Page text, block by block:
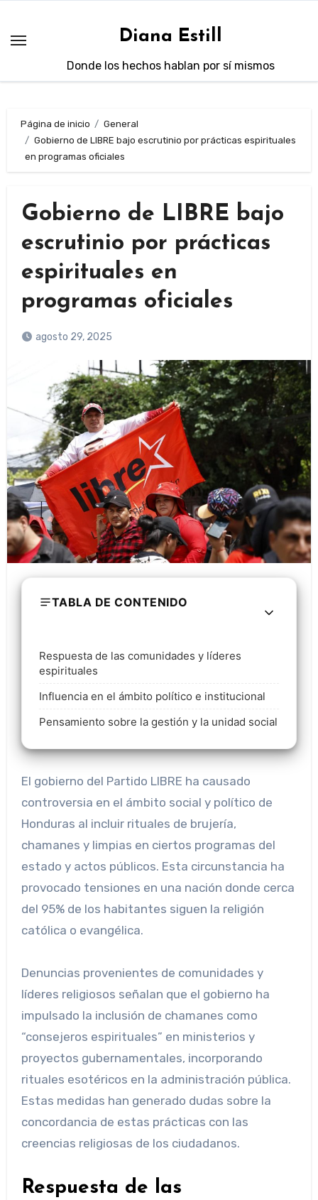
contenido
Diana Estill
Donde los hechos hablan por sí mismos
Página de inicio
General
Gobierno de LIBRE bajo escrutinio por prácticas espirituales
en programas oficiales
Gobierno de LIBRE bajo
escrutinio por prácticas
espirituales en
programas oficiales
agosto 29, 2025
TABLA DE CONTENIDO
Respuesta de las comunidades y líderes
espirituales
Influencia en el ámbito político e institucional
Pensamiento sobre la gestión y la unidad social
El gobierno del Partido LIBRE ha causado
controversia en el ámbito social y político de
Honduras al incluir rituales de brujería,
chamanes y limpias en ciertos programas del
estado y actos públicos. Esta circunstancia ha
provocado tensiones en una nación donde cerca
del 95% de los habitantes siguen la religión
católica o evangélica.
Denuncias provenientes de comunidades y
líderes religiosos señalan que el gobierno ha
impulsado la inclusión de chamanes como
“consejeros espirituales” en ministerios y
proyectos gubernamentales, incorporando
rituales esotéricos en la administración pública.
Estas medidas han generado dudas sobre la
concordancia de estas prácticas con las
creencias religiosas de los ciudadanos.
Respuesta de las